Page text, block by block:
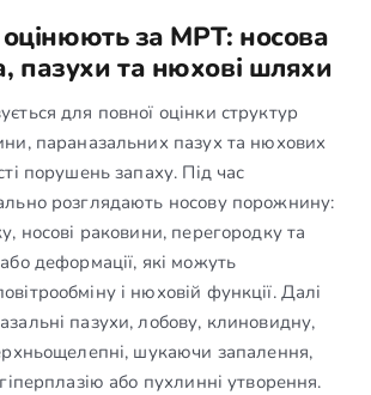
оцінюють за МРТ: носова
пазухи та нюхові шляхи
для повної оцінки структур
параназальних пазух та нюхових
порушень запаху. Під час
розглядають носову порожнину:
носові раковини, перегородку та
деформації, які можуть
і нюховій функції. Далі
пазухи, лобову, клиновидну,
шукаючи запалення,
або пухлинні утворення.